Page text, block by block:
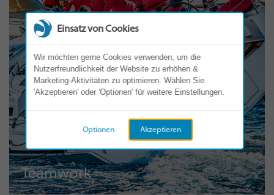
Teamwork
Einsatz von Cookies
Wir möchten gerne Cookies verwenden, um die
Nutzerfreundlichkeit der Website zu erhöhen &
Marketing-Aktivitäten zu optimieren. Wählen Sie
'Akzeptieren' oder 'Optionen' für weitere Einstellungen.
Akzeptieren
Optionen